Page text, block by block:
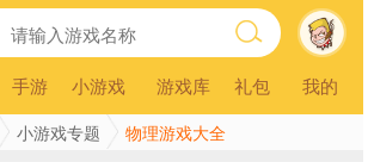
手游 小游戏 游戏库 礼包 我的
小游戏专题 物理游戏大全